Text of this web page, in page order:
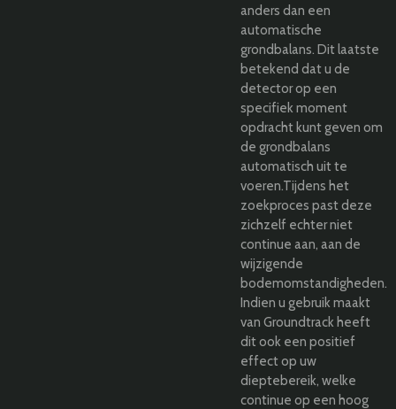
anders dan een
automatische
grondbalans. Dit laatste
betekend dat u de
detector op een
specifiek moment
opdracht kunt geven om
de grondbalans
automatisch uit te
voeren.Tijdens het
zoekproces past deze
zichzelf echter niet
continue aan, aan de
wijzigende
bodemomstandigheden.
Indien u gebruik maakt
van Groundtrack heeft
dit ook een positief
effect op uw
dieptebereik, welke
continue op een hoog